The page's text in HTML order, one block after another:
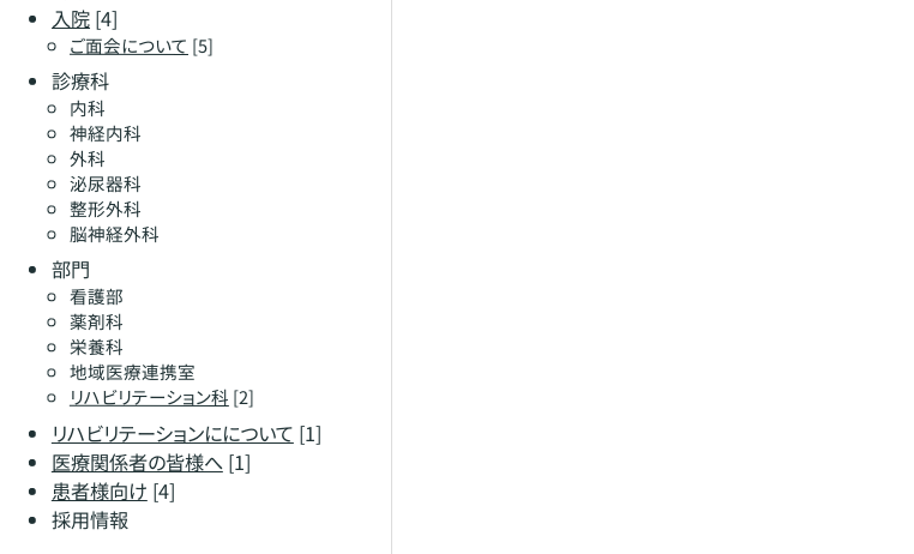
入院 [4]
ご面会について [5]
診療科
内科
神経内科
外科
泌尿器科
整形外科
脳神経外科
部門
看護部
薬剤科
栄養科
地域医療連携室
リハビリテーション科 [2]
リハビリテーションにについて [1]
医療関係者の皆様へ [1]
患者様向け [4]
採用情報